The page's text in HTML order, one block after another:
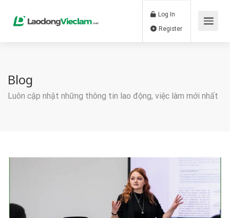
Log In
Blog
Luôn cập nhật những thông tin lao động, việc làm mới nhất